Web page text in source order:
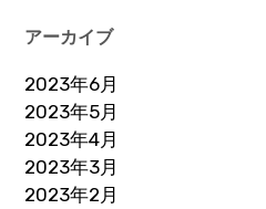
アーカイブ
2023年6月
2023年5月
2023年4月
2023年3月
2023年2月